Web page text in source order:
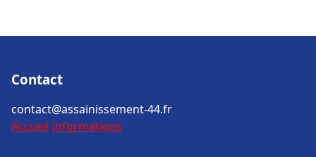
Contact
contact@assainissement-44.fr
Accueil Informations